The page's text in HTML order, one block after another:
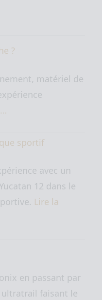
?
matériel de
sportif
avec un
12 dans le
Lire la
en passant par
ultratrail faisant le